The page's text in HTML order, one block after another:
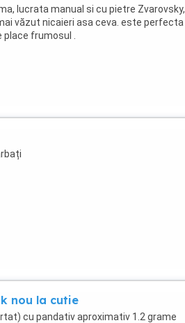
lucrata manual si cu pietre Zvarovsky,
văzut nicaieri asa ceva. este perfecta
frumosul .
nou la cutie
cu pandativ aproximativ 1.2 grame